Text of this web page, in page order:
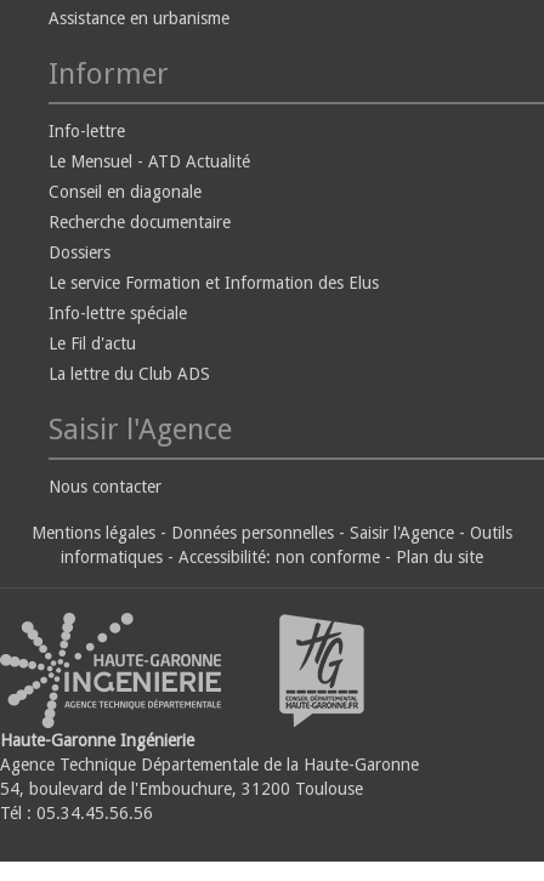
Assistance en urbanisme
Informer
Info-lettre
Le Mensuel - ATD Actualité
Conseil en diagonale
Recherche documentaire
Dossiers
Le service Formation et Information des Elus
Info-lettre spéciale
Le Fil d'actu
La lettre du Club ADS
Saisir l'Agence
Nous contacter
Mentions légales - Données personnelles - Saisir l'Agence - Outils
informatiques - Accessibilité: non conforme - Plan du site
Haute-Garonne Ingénierie
Agence Technique Départementale de la Haute-Garonne
54, boulevard de l'Embouchure, 31200 Toulouse
Tél : 05.34.45.56.56